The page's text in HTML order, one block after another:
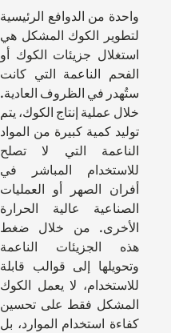
واحدة من الدوافع الرئيسية
لتطوير الكوك المشكل هي
استغلال جزيئات الكوك أو
الفحم الناعمة التي كانت
ستُهدر في الظروف العادية.
خلال عملية إنتاج الكوك، يتم
توليد كمية كبيرة من المواد
الناعمة التي لا تصلح
للاستخدام المباشر في
أفران الصهر أو العمليات
الصناعية عالية الحرارة
الأخرى. من خلال ضغط
هذه الجزيئات الناعمة
وتحويلها إلى قوالب قابلة
للاستخدام، لا يعمل الكوك
المشكل فقط على تحسين
كفاءة استخدام الموارد، بل